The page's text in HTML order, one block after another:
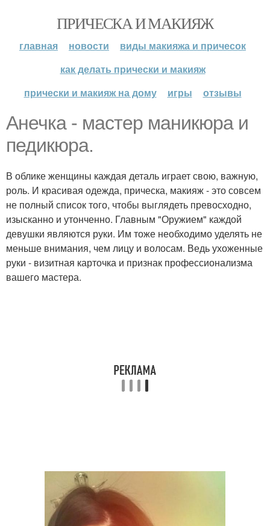
ПРИЧЕСКА И МАКИЯЖ
главная новости
виды макияжа и причесок
как делать прически и макияж
прически и макияж на дому
игры отзывы
Анечка - мастер маникюра и
педикюра.
В облике женщины каждая деталь играет свою, важную,
роль. И красивая одежда, прическа, макияж - это совсем
не полный список того, чтобы выглядеть превосходно,
изысканно и утонченно. Главным "Оружием" каждой
девушки являются руки. Им тоже необходимо уделять не
меньше внимания, чем лицу и волосам. Ведь ухоженные
руки - визитная карточка и признак профессионализма
вашего мастера.